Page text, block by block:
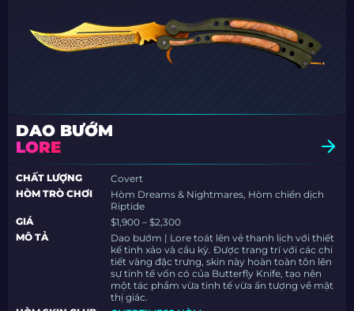
DAO BƯỚM
LORE
CHẤT LƯỢNG
Covert
HÒM TRÒ CHƠI
Hòm Dreams & Nightmares, Hòm chiến dịch
Riptide
GIÁ
$1,900 – $2,300
MÔ TẢ
Dao bướm | Lore toát lên vẻ thanh lịch với thiết
kế tinh xảo và cầu kỳ. Được trang trí với các chi
tiết vàng đặc trưng, skin này hoàn toàn tôn lên
sự tinh tế vốn có của Butterfly Knife, tạo nên
một tác phẩm vừa tinh tế vừa ấn tượng về mặt
thị giác.